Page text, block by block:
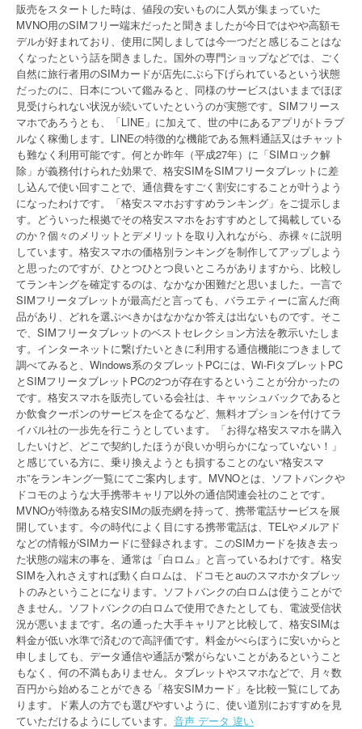
販売をスタートした時は、値段の安いものに人気が集まっていた
MVNO用のSIMフリー端末だったと聞きましたが今日ではやや高額モ
デルが好まれており、使用に関しましては今一つだと感じることはな
くなったという話を聞きました。国外の専門ショップなどでは、ごく
自然に旅行者用のSIMカードが店先にぶら下げられているという状態
だったのに、日本について鑑みると、同様のサービスはいままでほぼ
見受けられない状況が続いていたというのが実態です。SIMフリース
マホであろうとも、「LINE」に加えて、世の中にあるアプリがトラブ
ルなく稼働します。LINEの特徴的な機能である無料通話又はチャット
も難なく利用可能です。何とか昨年（平成27年）に「SIMロック解
除」が義務付けられた効果で、格安SIMをSIMフリータブレットに差
し込んで使い回すことで、通信費をすごく割安にすることが叶うよう
になったわけです。「格安スマホおすすめランキング」をご提示しま
す。どういった根拠でその格安スマホをおすすめとして掲載している
のか？個々のメリットとデメリットを取り入れながら、赤裸々に説明
しています。格安スマホの価格別ランキングを制作してアップしよう
と思ったのですが、ひとつひとつ良いところがありますから、比較し
てランキングを確定するのは、なかなか困難だと思いました。一言で
SIMフリータブレットが最高だと言っても、バラエティーに富んだ商
品があり、どれを選ぶべきかはなかなか答えは出ないものです。そこ
で、SIMフリータブレットのベストセレクション方法を教示いたしま
す。インターネットに繋げたいときに利用する通信機能につきまして
調べてみると、Windows系のタブレットPCには、Wi-FiタブレットPC
とSIMフリータブレットPCの2つが存在するということが分かったの
です。格安スマホを販売している会社は、キャッシュバックであると
か飲食クーポンのサービスを企てるなど、無料オプションを付けてラ
イバル社の一歩先を行こうとしています。「お得な格安スマホを購入
したいけど、どこで契約したほうが良いか明らかになっていない！」
と感じている方に、乗り換えようとも損することのない“格安スマ
ホ”をランキング一覧にてご案内します。MVNOとは、ソフトバンクや
ドコモのような大手携帯キャリア以外の通信関連会社のことです。
MVNOが特徴ある格安SIMの販売網を持って、携帯電話サービスを展
開しています。今の時代によく目にする携帯電話は、TELやメルアド
などの情報がSIMカードに登録されます。このSIMカードを抜き去っ
た状態の端末の事を、通常は「白ロム」と言っているわけです。格安
SIMを入れさえすれば動く白ロムは、ドコモとauのスマホかタブレッ
トのみということになります。ソフトバンクの白ロムは使うことがで
きません。ソフトバンクの白ロムで使用できたとしても、電波受信状
況が悪いままです。名の通った大手キャリアと比較して、格安SIMは
料金が低い水準で済むので高評価です。料金がべらぼうに安いからと
申しましても、データ通信や通話が繋がらないことがあるということ
もなく、何の不満もありません。タブレットやスマホなどで、月々数
百円から始めることができる「格安SIMカード」を比較一覧にしてあ
ります。ド素人の方でも選びやすいように、使い道別におすすめを見
ていただけるようにしています。 音声 データ 違い